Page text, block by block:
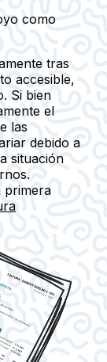
como
tras
accesible,
Si bien
el
las
debido a
situación
primera